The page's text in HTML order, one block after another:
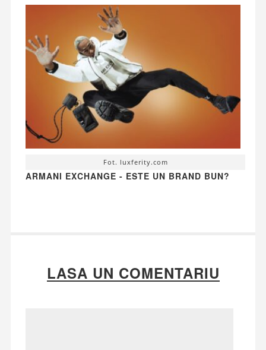
Fot. luxferity.com
ARMANI EXCHANGE - ESTE UN BRAND BUN?
LASA UN COMENTARIU